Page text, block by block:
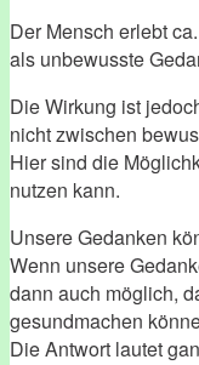
Der Mensch erlebt
als unbewusste
Die Wirkung ist
nicht zwischen
Hier sind die
nutzen kann.
Unsere Gedanken
Wenn unsere
dann auch möglich,
gesundmachen
Die Antwort lautet